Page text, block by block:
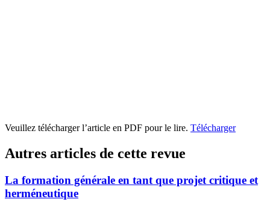
Veuillez télécharger l’article en PDF pour le lire. Télécharger
Autres articles de cette revue
La formation générale en tant que projet critique et
herméneutique